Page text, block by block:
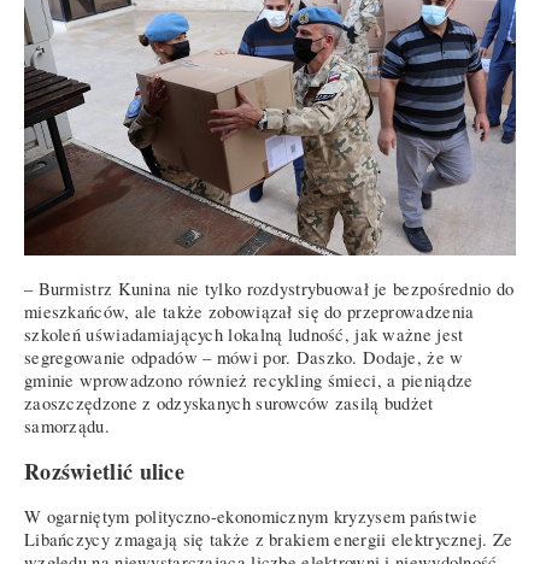
– Burmistrz Kunina nie tylko rozdystrybuował je bezpośrednio do
mieszkańców, ale także zobowiązał się do przeprowadzenia
szkoleń uświadamiających lokalną ludność, jak ważne jest
segregowanie odpadów – mówi por. Daszko. Dodaje, że w
gminie wprowadzono również recykling śmieci, a pieniądze
zaoszczędzone z odzyskanych surowców zasilą budżet
samorządu.
Rozświetlić ulice
W ogarniętym polityczno-ekonomicznym kryzysem państwie
Libańczycy zmagają się także z brakiem energii elektrycznej. Ze